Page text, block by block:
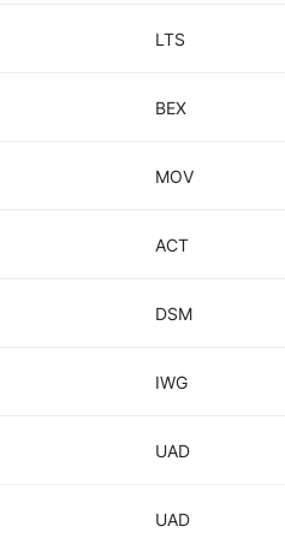
LTS
BEX
MOV
ACT
DSM
IWG
UAD
UAD